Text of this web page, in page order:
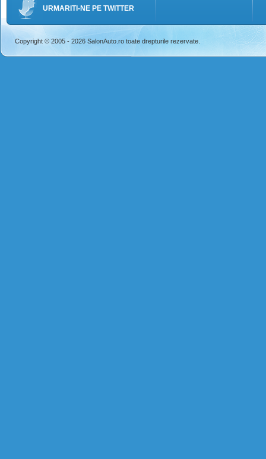
URMARITI-NE PE TWITTER
Copyright © 2005 - 2026 SalonAuto.ro toate drepturile rezervate.